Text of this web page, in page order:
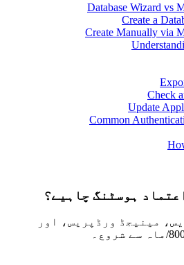
Database Wizard vs
Create a
Create Manually via
Check
Update
Common
ہوسٹنگ چاہیے؟
مینیجڈ ورڈپریس، اور